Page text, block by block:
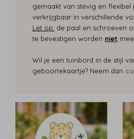
gemaakt van stevig en flexibel
verkrijgbaar in verschillende
Let op: de paal en schroeven
te bevestigen worden niet
Wil je een tuinbord in de stijl
geboortekaartje? Neem dan